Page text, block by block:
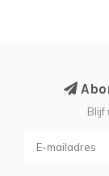
Blijf